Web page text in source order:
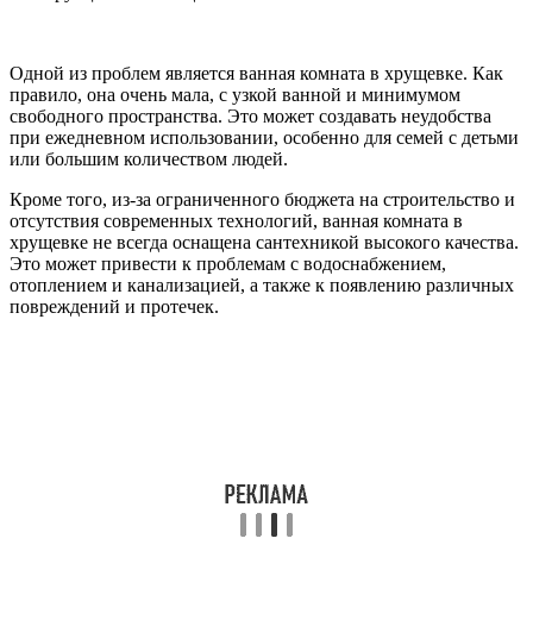
Одной из проблем является ванная комната в хрущевке. Как
правило, она очень мала, с узкой ванной и минимумом
свободного пространства. Это может создавать неудобства
при ежедневном использовании, особенно для семей с детьми
или большим количеством людей.
Кроме того, из-за ограниченного бюджета на строительство и
отсутствия современных технологий, ванная комната в
хрущевке не всегда оснащена сантехникой высокого качества.
Это может привести к проблемам с водоснабжением,
отоплением и канализацией, а также к появлению различных
повреждений и протечек.